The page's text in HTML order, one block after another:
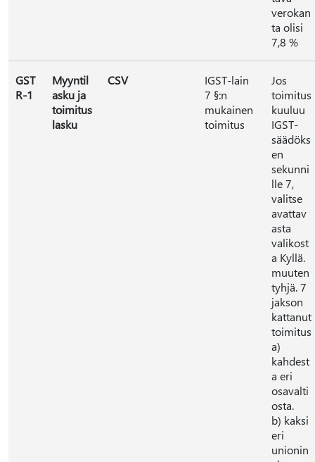
verokan
ta olisi
7,8 %
GST
R-1
Myyntil
asku ja
toimitus
lasku
CSV
IGST-lain
7 §:n
mukainen
toimitus
Jos
toimitus
kuuluu
IGST-
säädöks
en
sekunni
lle 7,
valitse
avattav
asta
valikost
a Kyllä.
muuten
tyhjä. 7
jakson
kattanut
toimitus
a)
kahdest
a eri
osavalti
osta.
b) kaksi
eri
unionin